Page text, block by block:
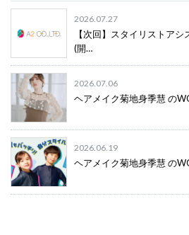
2026.07.27
【次回】スタイリストア
(開…
2026.07.06
ヘアメイク菊地身季慧 の
2026.06.19
ヘアメイク菊地身季慧 の